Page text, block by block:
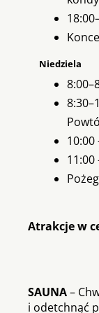
Niedziela
10:00
Atrakcje w
SAUNA–
i odetchnąć